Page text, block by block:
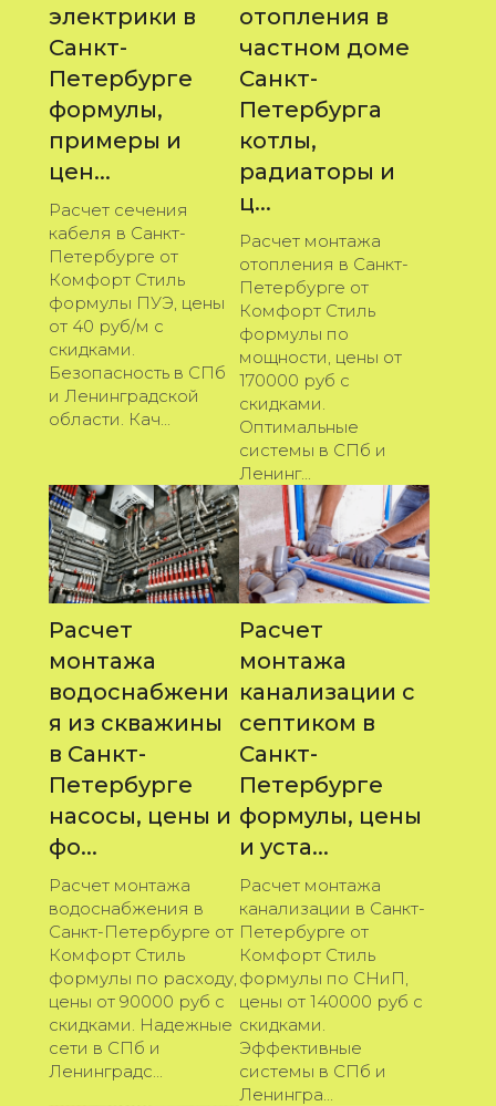
электрики в
Санкт-
Петербурге
формулы,
примеры и
цен...
Расчет сечения
кабеля в Санкт-
Петербурге от
Комфорт Стиль
формулы ПУЭ, цены
от 40 руб/м с
скидками.
Безопасность в СПб
и Ленинградской
области. Кач...
отопления в
частном доме
Санкт-
Петербурга
котлы,
радиаторы и
ц...
Расчет монтажа
отопления в Санкт-
Петербурге от
Комфорт Стиль
формулы по
мощности, цены от
170000 руб с
скидками.
Оптимальные
системы в СПб и
Ленинг...
Расчет
монтажа
водоснабжени
я из скважины
в Санкт-
Петербурге
насосы, цены и
фо...
Расчет монтажа
водоснабжения в
Санкт-Петербурге от
Комфорт Стиль
формулы по расходу,
цены от 90000 руб с
скидками. Надежные
сети в СПб и
Ленинградс...
Расчет
монтажа
канализации с
септиком в
Санкт-
Петербурге
формулы, цены
и уста...
Расчет монтажа
канализации в Санкт-
Петербурге от
Комфорт Стиль
формулы по СНиП,
цены от 140000 руб с
скидками.
Эффективные
системы в СПб и
Ленингра...